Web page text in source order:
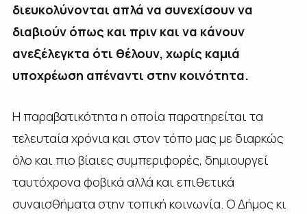
διευκολύνονται απλά να συνεχίσουν να
διαβιούν όπως και πριν και να κάνουν
ανεξέλεγκτα ότι θέλουν, χωρίς καμιά
υποχρέωση απέναντι στην κοινότητα.
Η παραβατικότητα η οποία παρατηρείται τα
τελευταία χρόνια και στον τόπο μας με διαρκώς
όλο και πιο βίαιες συμπεριφορές, δημιουργεί
ταυτόχρονα φοβικά αλλά και επιθετικά
συναισθήματα στην τοπική κοινωνία. Ο Δήμος κι